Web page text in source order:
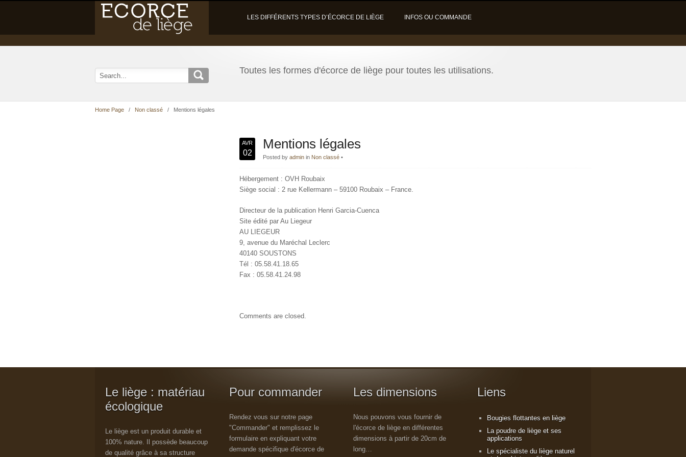
LES DIFFÉRENTS TYPES D’ÉCORCE DE LIÈGE INFOS OU COMMANDE
Toutes les formes d'écorce de liège pour toutes les utilisations.
Home Page / Non classé / Mentions légales
AVR
02
Mentions légales
Posted by admin in Non classé •
Hébergement : OVH Roubaix
Siège social : 2 rue Kellermann – 59100 Roubaix – France.
Directeur de la publication Henri Garcia-Cuenca
Site édité par Au Liegeur
AU LIEGEUR
9, avenue du Maréchal Leclerc
40140 SOUSTONS
Tél : 05.58.41.18.65
Fax : 05.58.41.24.98
Comments are closed.
Le liège : matériau
écologique
Le liège est un produit durable et
100% nature. Il possède beaucoup
de qualité grâce à sa structure
Pour commander
Rendez vous sur notre page
"Commander" et remplissez le
formulaire en expliquant votre
demande spécifique d'écorce de
Les dimensions
Nous pouvons vous fournir de
l'écorce de liège en différentes
dimensions à partir de 20cm de
long…
Liens
Bougies flottantes en liège
La poudre de liège et ses
applications
Le spécialiste du liège naturel